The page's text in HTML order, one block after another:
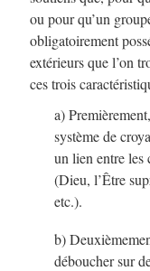
ou pour qu’un
obligatoirement
extérieurs que l’on
ces trois
a)
système de
un lien entre les
(Dieu, l’Être
etc.).
b)
déboucher sur